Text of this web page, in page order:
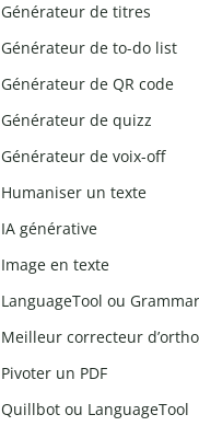
Générateur de titres
Générateur de to-do list
Générateur de QR code
Générateur de quizz
Générateur de voix-off
Humaniser un texte
IA générative
Image en texte
LanguageTool ou
Meilleur correcteur
Pivoter un PDF
Quillbot ou LanguageTool